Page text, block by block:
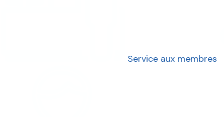
Service aux membres